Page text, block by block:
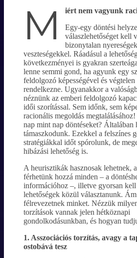
M
iért nem vagyunk
Egy-egy döntési
válaszlehetőséget kell
bizonytalan
veszteségekkel. Ráadásul a
következményei is gyakran
lenne semmi gond, ha agyunk egy
feldolgozó képességével és
rendelkezne. Ugyanakkor a
néznünk az emberi feldolgozó
idői szorítással. Sem időnk, sem
racionális megoldás
nap mint nap döntéseket? Általában
támaszkodunk. Ezekkel a felszínes
stratégiákkal időt spórolunk, de
hibázási lehetőség is.
A heurisztikák hasznosak lehetnek,
férhetünk hozzá minden – a
információhoz –, illetve gyorsan
lehetőségek közül választanunk. Ám
félrevezetnek minket. Nézzük
torzítások vannak jelen hétköznapi
gondolkodásunkban, és hogyan
1. Asszociációs torzítás, avagy a
ostobává tesz